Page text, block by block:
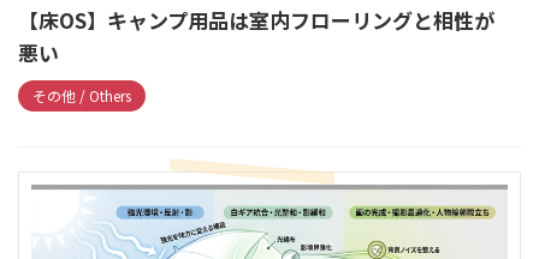
【床OS】キャンプ用品は室内フローリングと相性が
悪い
その他 / Others